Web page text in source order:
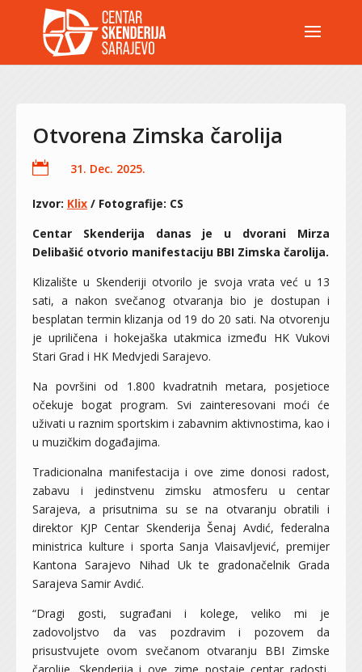
Otvorena Zimska čarolija
 31. Dec. 2025.
Izvor: Klix / Fotografije: CS
Centar Skenderija danas je u dvorani Mirza
Delibašić otvorio manifestaciju BBI Zimska čarolija.
Klizalište u Skenderiji otvorilo je svoja vrata već u 13
sati, a nakon svečanog otvaranja bio je dostupan i
besplatan termin klizanja od 19 do 20 sati. Na otvorenju
je upriličena i hokejaška utakmica između HK Vukovi
Stari Grad i HK Medvjedi Sarajevo.
Na površini od 1.800 kvadratnih metara, posjetioce
očekuje bogat program. Svi zainteresovani moći će
uživati u raznim sportskim i zabavnim aktivnostima, kao i
u muzičkim događajima.
Tradicionalna manifestacija i ove zime donosi radost,
zabavu i jedinstvenu zimsku atmosferu u centar
Sarajeva, a prisutnima su se na otvaranju obratili i
direktor KJP Centar Skenderija Šenaj Avdić, federalna
ministrica kulture i sporta Sanja Vlaisavljević, premijer
Kantona Sarajevo Nihad Uk te gradonačelnik Grada
Sarajeva Samir Avdić.
“Dragi gosti, sugrađani i kolege, veliko mi je
zadovoljstvo da vas pozdravim i pozovem da
prisustvujete ovom svečanom otvaranju BBI Zimske